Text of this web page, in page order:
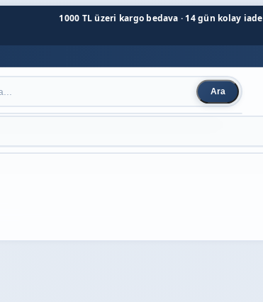
1000 TL üzeri kargo bedava · 14 gün kolay iade
Ara